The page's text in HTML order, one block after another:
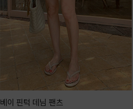
베이 핀턱 데님 팬츠